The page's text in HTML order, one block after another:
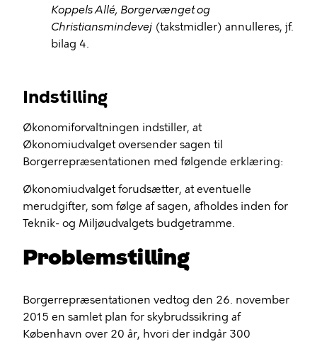
Koppels Allé, Borgervænget og
Christiansmindevej (takstmidler) annulleres, jf.
bilag 4.
Indstilling
Økonomiforvaltningen indstiller, at
Økonomiudvalget oversender sagen til
Borgerrepræsentationen med følgende erklæring:
Økonomiudvalget forudsætter, at eventuelle
merudgifter, som følge af sagen, afholdes inden for
Teknik- og Miljøudvalgets budgetramme.
Problemstilling
Borgerrepræsentationen vedtog den 26. november
2015 en samlet plan for skybrudssikring af
København over 20 år, hvori der indgår 300